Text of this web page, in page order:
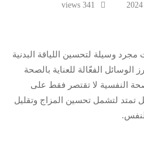
341 views
وسيلة لتحسين اللياقة البدنية
الفعّالة للعناية بالصحة
النفسية لا تقتصر فقط على
تمتد لتشمل تحسين المزاج وتقليل